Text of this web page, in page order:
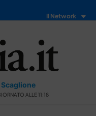
Il Network
ALLE 11:18